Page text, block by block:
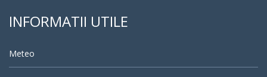
INFORMATII UTILE
Meteo